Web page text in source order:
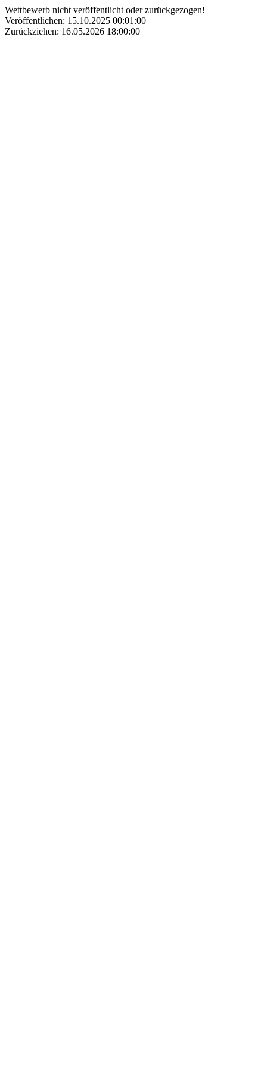
Wettbewerb nicht veröffentlicht oder zurückgezogen!
Veröffentlichen: 15.10.2025 00:01:00
Zurückziehen: 16.05.2026 18:00:00